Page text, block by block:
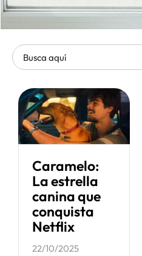
Caramelo:
La estrella
canina que
conquista
Netflix
22/10/2025